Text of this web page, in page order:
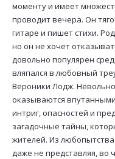
моменту и имеет
проводит вечера. Он
гитаре и пишет стихи.
но он не хочет
довольно популярен
вляпался в любовный
Вероники Лодж.
оказываются
интриг, опасностей и
загадочные тайны,
жителей. Из
даже не представляя, во